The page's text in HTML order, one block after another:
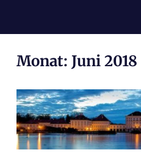
Inhalt
Monat: Juni 2018